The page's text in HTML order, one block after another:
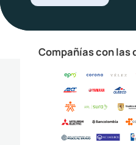
Compañías con las